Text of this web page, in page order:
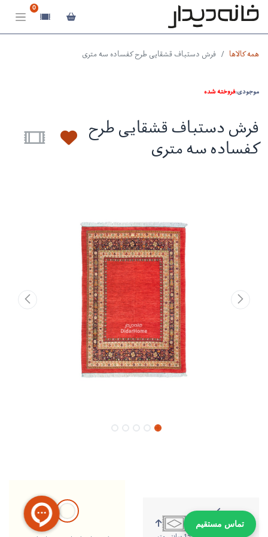
0
همه کالاها فرش دستباف قشقایی طرح کفساده سه متری
موجودی:فروخته شده
فرش دستباف قشقایی طرح
کفساده سه متری
تماس مستقیم